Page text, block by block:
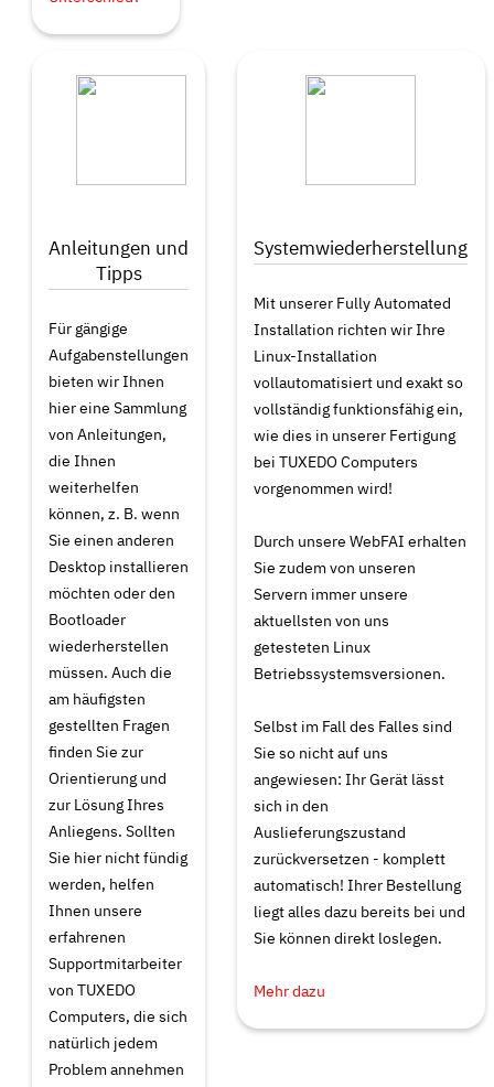
Anleitungen und
Tipps
Für gängige
Aufgabenstellungen
bieten wir Ihnen
hier eine Sammlung
von Anleitungen,
die Ihnen
weiterhelfen
können, z. B. wenn
Sie einen anderen
Desktop installieren
möchten oder den
Bootloader
wiederherstellen
müssen. Auch die
am häufigsten
gestellten Fragen
finden Sie zur
Orientierung und
zur Lösung Ihres
Anliegens. Sollten
Sie hier nicht fündig
werden, helfen
Ihnen unsere
erfahrenen
Supportmitarbeiter
von TUXEDO
Computers, die sich
natürlich jedem
Problem annehmen
Systemwiederherstellung
Mit unserer Fully Automated
Installation richten wir Ihre
Linux-Installation
vollautomatisiert und exakt so
vollständig funktionsfähig ein,
wie dies in unserer Fertigung
bei TUXEDO Computers
vorgenommen wird!
Durch unsere WebFAI erhalten
Sie zudem von unseren
Servern immer unsere
aktuellsten von uns
getesteten Linux
Betriebssystemsversionen.
Selbst im Fall des Falles sind
Sie so nicht auf uns
angewiesen: Ihr Gerät lässt
sich in den
Auslieferungszustand
zurückversetzen - komplett
automatisch! Ihrer Bestellung
liegt alles dazu bereits bei und
Sie können direkt loslegen.
Mehr dazu